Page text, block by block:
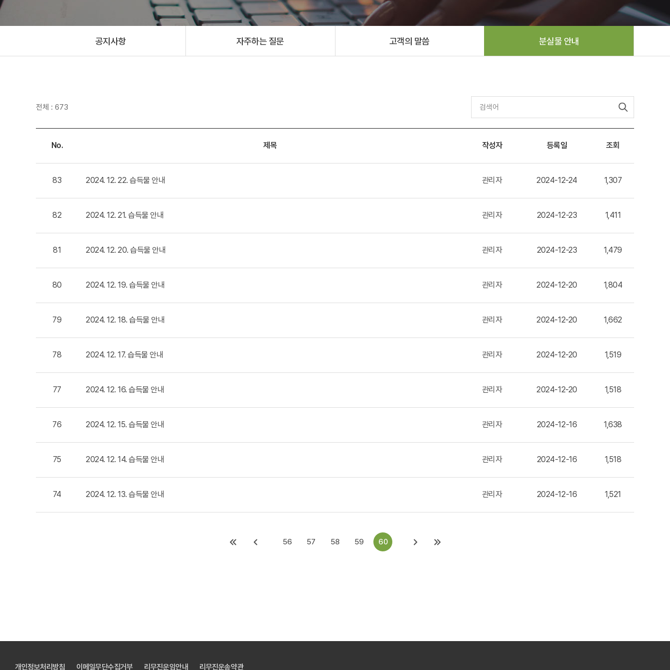
공지사항 자주하는 질문 고객의 말씀 분실물 안내
전체 : 673
No. 제목 작성자 등록일 조회
83 2024. 12. 22. 습득물 안내 관리자 2024-12-24 1,307
82 2024. 12. 21. 습득물 안내 관리자 2024-12-23 1,411
81 2024. 12. 20. 습득물 안내 관리자 2024-12-23 1,479
80 2024. 12. 19. 습득물 안내 관리자 2024-12-20 1,804
79 2024. 12. 18. 습득물 안내 관리자 2024-12-20 1,662
78 2024. 12. 17. 습득물 안내 관리자 2024-12-20 1,519
77 2024. 12. 16. 습득물 안내 관리자 2024-12-20 1,518
76 2024. 12. 15. 습득물 안내 관리자 2024-12-16 1,638
75 2024. 12. 14. 습득물 안내 관리자 2024-12-16 1,518
74 2024. 12. 13. 습득물 안내 관리자 2024-12-16 1,521
56 57 58 59 60
개인정보처리방침 이메일무단수집거부 리무진운임안내 리무진운송약관